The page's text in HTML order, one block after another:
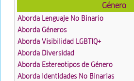
Género
Aborda Lenguaje No Binario
Aborda Géneros
Aborda Visibilidad LGBTIQ+
Aborda Diversidad
Aborda Estereotipos de Género
Aborda Identidades No Binarias